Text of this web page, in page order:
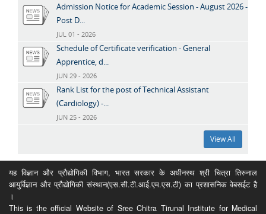
Admission Notice for Academic Session - August 2026 -
Post D...
JUL 01 - 2026
Schedule of Certificate verification - General
Apprentice, d...
JUN 29 - 2026
Rank List for the post of Technical Assistant
(Cardiology) -...
JUN 25 - 2026
View All
यह विज्ञान और प्रौद्योगिकी विभाग, भारत सरकार के अधीनस्थ श्री चित्रा तिरुनाल
आयुर्विज्ञान और प्रौद्योगिकी संस्थान(एस.सी.टी.आई.एम.एस.टी) का प्रशासनिक वेबसईट है
।
This is the official Website of Sree Chitra Tirunal Institute for Medical